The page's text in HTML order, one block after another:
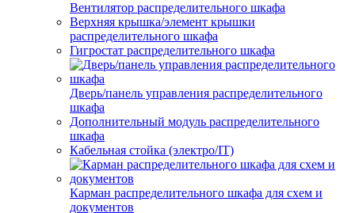
Вентилятор распределительного шкафа
Верхняя крышка/элемент крышки
распределительного шкафа
Гигростат распределительного шкафа
Дверь/панель управления распределительного
шкафа
Дополнительный модуль распределительного
шкафа
Кабельная стойка (электро/IT)
Карман распределительного шкафа для схем и
документов